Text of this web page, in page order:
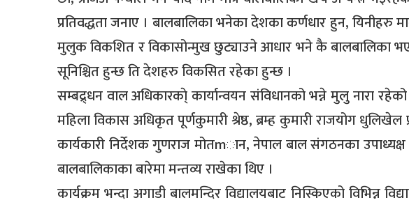
प्रतिवद्धता जनाए । बालबालिका भनेका देशका कर्णधार हुन,
मुलुक विकशित र विकासोन्मुख छुट्याउने आधार भने कै बालबालिका
सूनिश्चित हुन्छ ति देशहरु विकसित रहेका हुन्छ ।
सम्बद्र्धन वाल अधिकारका्े कार्यान्वयन संविधानको भन्ने मुलु नारा
महिला विकास अधिकृत पूर्णकुमारी श्रेष्ठ, ब्रम्ह कुमारी राजयोग
कार्यकारी निर्देशक गुणराज मोतmान, नेपाल बाल संगठनका
बालबालिकाका बारेमा मन्तव्य राखेका थिए ।
कार्यक्रम भन्दा अगाडी बालमन्दिर विद्यालयबाट निस्किएको विभिन्न